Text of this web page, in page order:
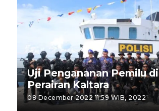
Uji Pengananan Pemilu di
Perairan Kaltara
08 December 2022 11:59 WIB, 2022